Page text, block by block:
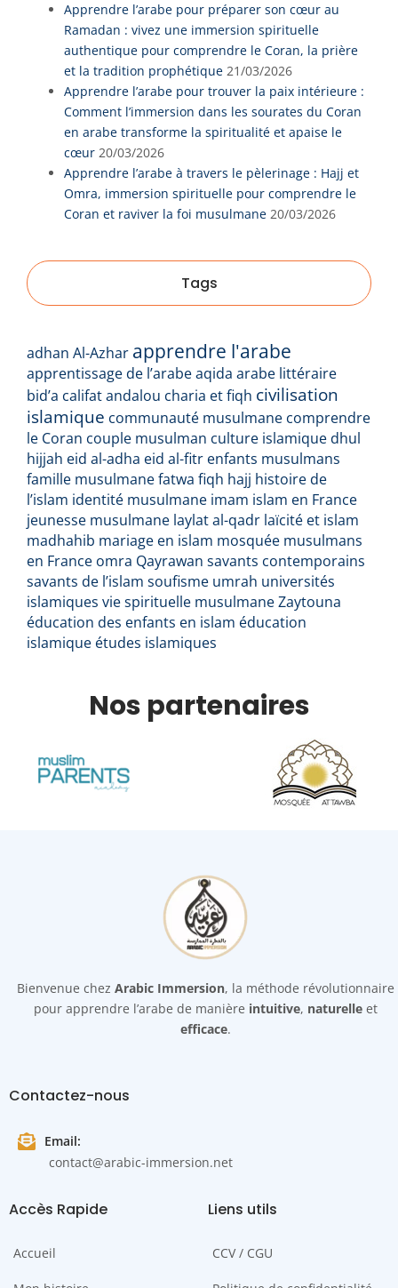
Apprendre l’arabe pour préparer son cœur au
Ramadan : vivez une immersion spirituelle
authentique pour comprendre le Coran, la prière
et la tradition prophétique 21/03/2026
Apprendre l’arabe pour trouver la paix intérieure :
Comment l’immersion dans les sourates du Coran
en arabe transforme la spiritualité et apaise le
cœur 20/03/2026
Apprendre l’arabe à travers le pèlerinage : Hajj et
Omra, immersion spirituelle pour comprendre le
Coran et raviver la foi musulmane 20/03/2026
Tags
adhan Al-Azhar apprendre l'arabe
apprentissage de l’arabeaqida arabe littéraire
bid’a califat andalou charia et fiqh civilisation
islamique communauté musulmane comprendre
le Coran couple musulman culture islamiquedhul
hijjah eid al-adha eid al-fitr enfants musulmans
famille musulmanefatwa fiqh hajj histoire de
l’islam identité musulmane imam islam en France
jeunesse musulmane laylat al-qadr laïcité et islam
madhahib mariage en islam mosquée musulmans
en France omra Qayrawan savants contemporains
savants de l’islam soufisme umrah universités
islamiques vie spirituelle musulmaneZaytouna
éducation des enfants en islam éducation
islamique études islamiques
Nos partenaires
Bienvenue chez Arabic Immersion, la méthode révolutionnaire
pour apprendre l’arabe de manière intuitive, naturelle et
efficace.
Contactez-nous
Email:
contact@arabic-immersion.net
Accès Rapide
Accueil
Liens utils
CCV / CGU